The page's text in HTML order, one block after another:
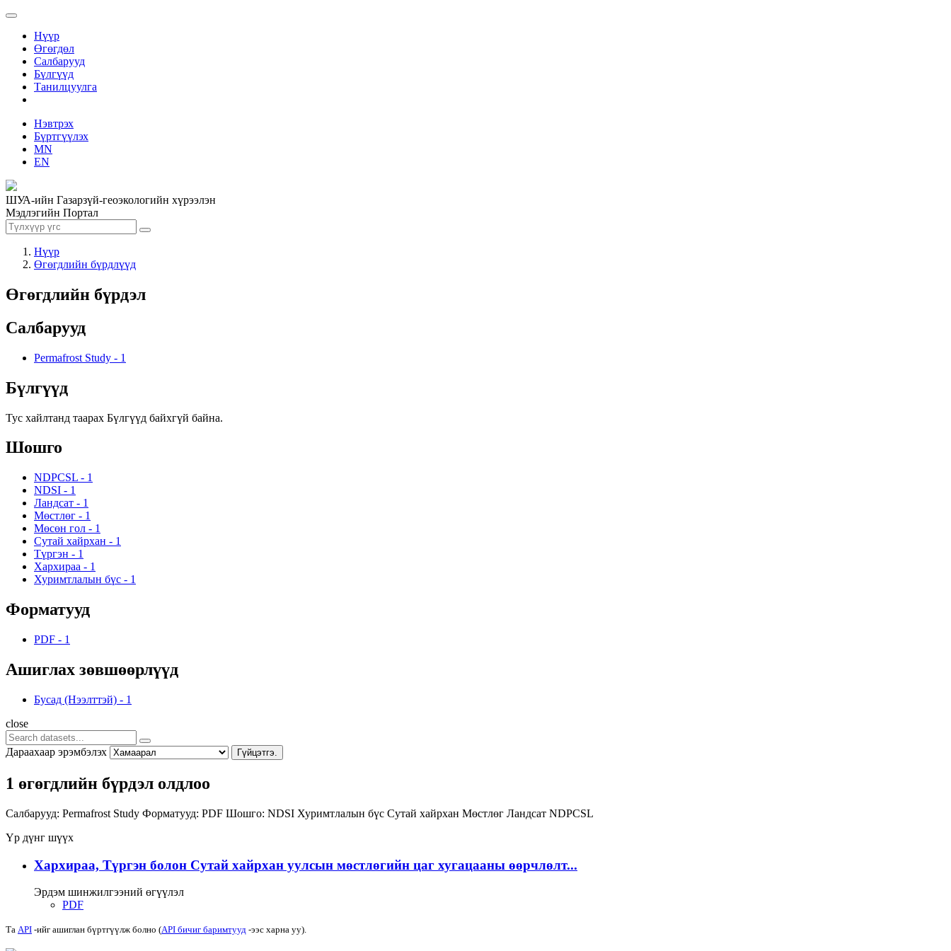
Нүүр
Өгөгдөл
Салбарууд
Бүлгүүд
Танилцуулга
Нэвтрэх
Бүртгүүлэх
MN
EN
ШУА-ийн Газарзүй-геоэкологийн хүрээлэн
Мэдлэгийн Портал
Нүүр
Өгөгдлийн бүрдлүүд
Өгөгдлийн бүрдэл
Салбарууд
Permafrost Study - 1
Бүлгүүд
Тус хайлтанд таарах Бүлгүүд байхгүй байна.
Шошго
NDPCSL - 1
NDSI - 1
Ландсат - 1
Мөстлөг - 1
Мөсөн гол - 1
Сутай хайрхан - 1
Түргэн - 1
Хархираа - 1
Хуримтлалын бүс - 1
Форматууд
PDF - 1
Ашиглах зөвшөөрлүүд
Бусад (Нээлттэй) - 1
close
Дараахаар эрэмбэлэх Гүйцэтгэ.
1 өгөгдлийн бүрдэл олдлоо
Салбарууд: Permafrost Study Форматууд: PDF Шошго: NDSI Хуримтлалын бүс Сутай хайрхан Мөстлөг Ландсат NDPCSL
Үр дүнг шүүх
Хархираа, Түргэн болон Сутай хайрхан уулсын мөстлөгийн цаг хугацааны өөрчлөлт...
Эрдэм шинжилгээний өгүүлэл
PDF
Та API -ийг ашиглан бүртгүүлж болно (API бичиг баримтууд -ээс харна уу).